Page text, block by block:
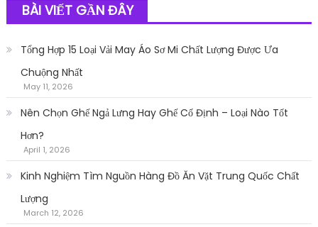
BÀI VIẾT GẦN ĐÂY
Tổng Hợp 15 Loại Vải May Áo Sơ Mi Chất Lượng Được Ưa
Chuộng Nhất
May 11, 2026
Nên Chọn Ghế Ngả Lưng Hay Ghế Cố Định – Loại Nào Tốt
Hơn?
April 1, 2026
Kinh Nghiệm Tìm Nguồn Hàng Đồ Ăn Vặt Trung Quốc Chất
Lượng
March 12, 2026